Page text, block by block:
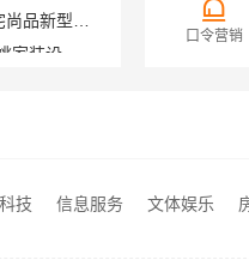
宁波雅美和居建材科技有限公司-余姚家装设计到店咨询
河南零百味供应链有限公司社区整店输出量贩零食适配全场景
口令营销
技 信息服务 文体娱乐